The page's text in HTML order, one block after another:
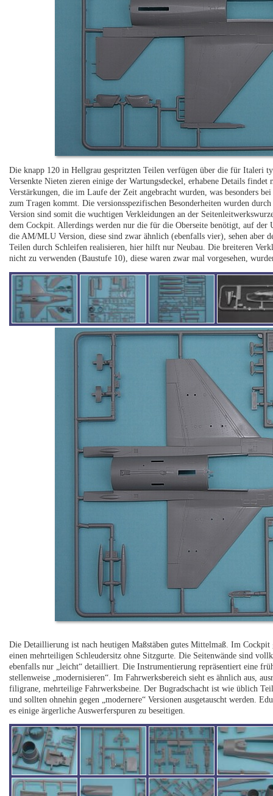
Die knapp 120 in Hellgrau gespritzten Teilen verfügen über die für Italeri
Versenkte Nieten zieren einige der Wartungsdeckel, erhabene Details
Verstärkungen, die im Laufe der Zeit angebracht wurden, was besonders
zum Tragen kommt. Die versionsspezifischen Besonderheiten wurden
Version sind somit die wuchtigen Verkleidungen an der
dem Cockpit. Allerdings werden nur die für die Oberseite benötigt, auf der
die AM/MLU Version, diese sind zwar ähnlich (ebenfalls vier), sehen aber
Teilen durch Schleifen realisieren, hier hilft nur Neubau. Die breiteren
nicht zu verwenden (Baustufe 10), diese waren zwar mal vorgesehen,
Die Detaillierung ist nach heutigen Maßstäben gutes Mittelmaß. Im Cockpit
einen mehrteiligen Schleudersitz ohne Sitzgurte. Die Seitenwände sind
ebenfalls nur „leicht“ detailliert. Die Instrumentierung repräsentiert eine
stellenweise „modernisieren“. Im Fahrwerksbereich sieht es ähnlich aus,
filigrane, mehrteilige Fahrwerksbeine. Der Bugradschacht ist wie üblich
und sollten ohnehin gegen „modernere“ Versionen ausgetauscht werden.
es einige ärgerliche Auswerferspuren zu beseitigen.